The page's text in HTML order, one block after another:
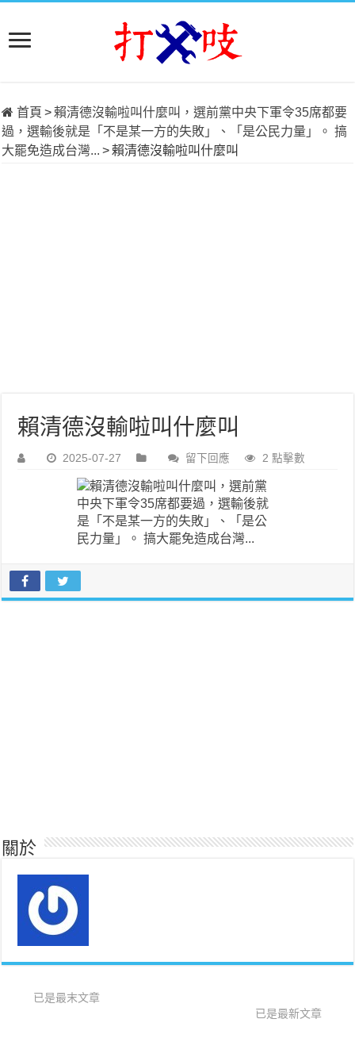
首頁 >賴清德沒輸啦叫什麼叫，選前黨中央下軍令35席都要
過，選輸後就是「不是某一方的失敗」、「是公民力量」。 搞
大罷免造成台灣... >賴清德沒輸啦叫什麼叫
賴清德沒輸啦叫什麼叫
2025-07-27 留下回應 2 點擊數
關於
已是最末文章
已是最新文章